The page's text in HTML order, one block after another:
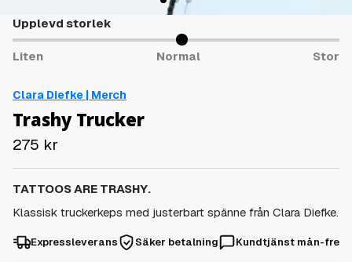
Upplevd storlek
Liten Normal Stor
Clara Diefke | Merch
Trashy Trucker
275 kr
TATTOOS ARE TRASHY.
Klassisk truckerkeps med justerbart spänne från Clara Diefke.
Expressleverans Säker betalning Kundtjänst mån-fre